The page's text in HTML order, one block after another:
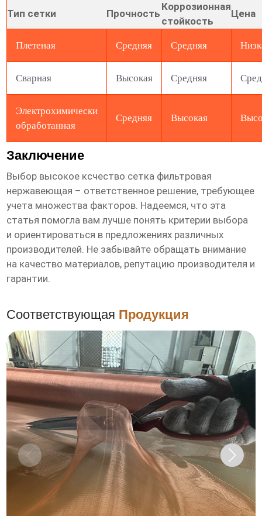
Тип сетки Прочность
Коррозионная
стойкость
Цена
Плетеная Средняя Средняя
Сварная Высокая Средняя
Электрохимически
обработанная
Средняя Высокая
Заключение
Выбор высокое ксчество сетка фильтровая
нержавеющая – ответственное решение, требующее
учета множества факторов. Надеемся, что эта
статья помогла вам лучше понять критерии выбора
и ориентироваться в предложениях различных
производителей. Не забывайте обращать внимание
на качество материалов, репутацию производителя и
гарантии.
Соответствующая Продукция